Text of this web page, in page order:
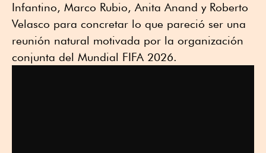
Infantino, Marco Rubio, Anita Anand y Roberto
Velasco para concretar lo que pareció ser una
reunión natural motivada por la organización
conjunta del Mundial FIFA 2026.